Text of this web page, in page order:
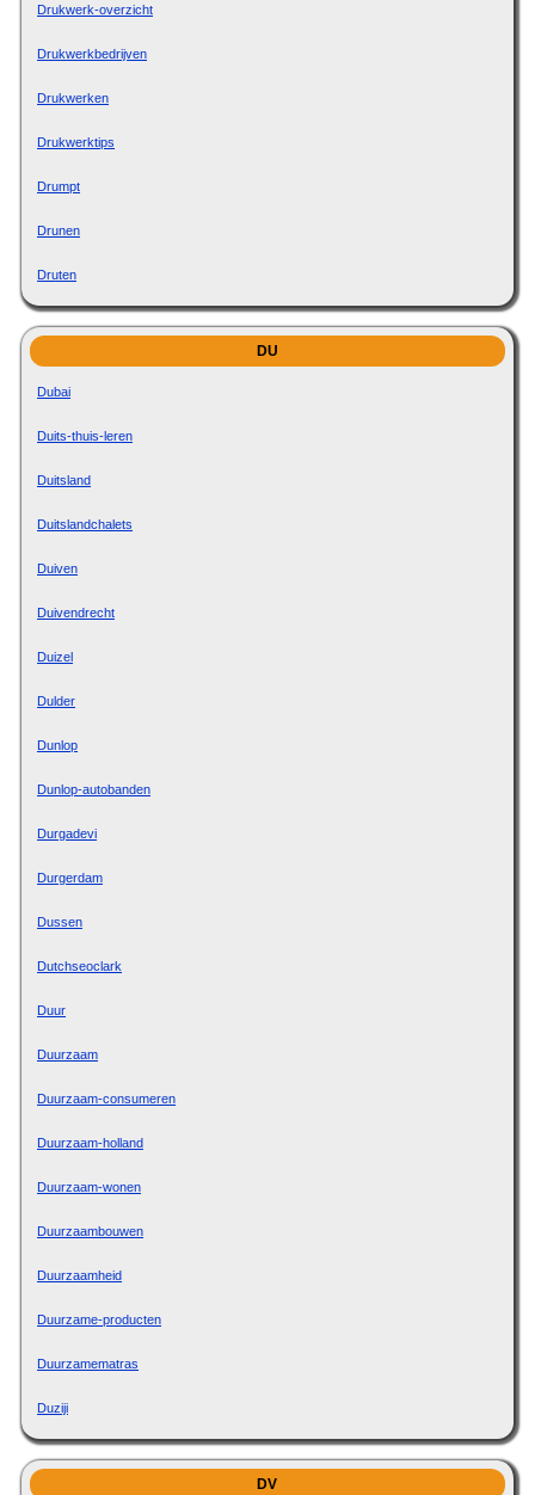
Drukwerk-overzicht
Drukwerkbedrijven
Drukwerken
Drukwerktips
Drumpt
Drunen
Druten
DU
Dubai
Duits-thuis-leren
Duitsland
Duitslandchalets
Duiven
Duivendrecht
Duizel
Dulder
Dunlop
Dunlop-autobanden
Durgadevi
Durgerdam
Dussen
Dutchseoclark
Duur
Duurzaam
Duurzaam-consumeren
Duurzaam-holland
Duurzaam-wonen
Duurzaambouwen
Duurzaamheid
Duurzame-producten
Duurzamematras
Duziji
DV